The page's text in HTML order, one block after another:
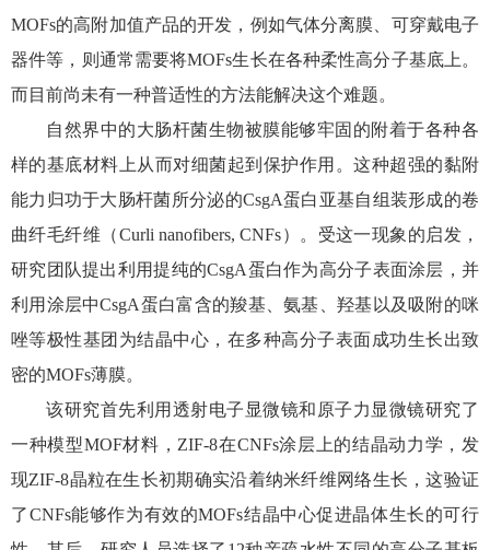
MOFs的高附加值产品的开发，例如气体分离膜、可穿戴电子
器件等，则通常需要将MOFs生长在各种柔性高分子基底上。
而目前尚未有一种普适性的方法能解决这个难题。
自然界中的大肠杆菌生物被膜能够牢固的附着于各种各
样的基底材料上从而对细菌起到保护作用。这种超强的黏附
能力归功于大肠杆菌所分泌的CsgA蛋白亚基自组装形成的卷
曲纤毛纤维（Curli nanofibers, CNFs）。受这一现象的启发，
研究团队提出利用提纯的CsgA蛋白作为高分子表面涂层，并
利用涂层中CsgA蛋白富含的羧基、氨基、羟基以及吸附的咪
唑等极性基团为结晶中心，在多种高分子表面成功生长出致
密的MOFs薄膜。
该研究首先利用透射电子显微镜和原子力显微镜研究了
一种模型MOF材料，ZIF-8在CNFs涂层上的结晶动力学，发
现ZIF-8晶粒在生长初期确实沿着纳米纤维网络生长，这验证
了CNFs能够作为有效的MOFs结晶中心促进晶体生长的可行